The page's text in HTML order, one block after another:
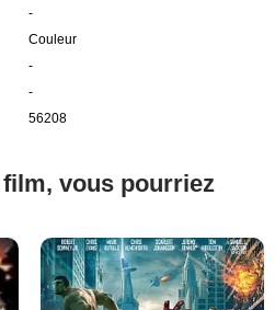
-
Couleur
-
-
56208
vous pourriez